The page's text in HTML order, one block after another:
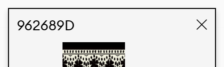
962689D
Produtos